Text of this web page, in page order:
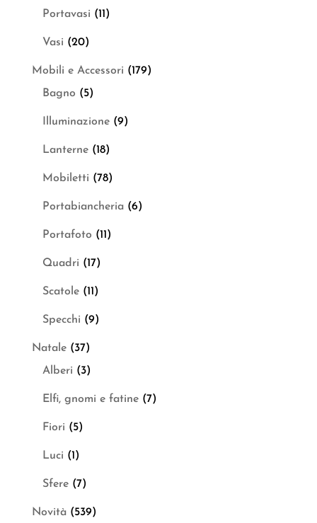
Portavasi (11)
Vasi (20)
Mobili e Accessori (179)
Bagno (5)
Illuminazione (9)
Lanterne (18)
Mobiletti (78)
Portabiancheria (6)
Portafoto (11)
Quadri (17)
Scatole (11)
Specchi (9)
Natale (37)
Alberi (3)
Elfi, gnomi e fatine (7)
Fiori (5)
Luci (1)
Sfere (7)
Novità (539)